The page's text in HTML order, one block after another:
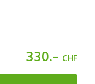
330.– CHF